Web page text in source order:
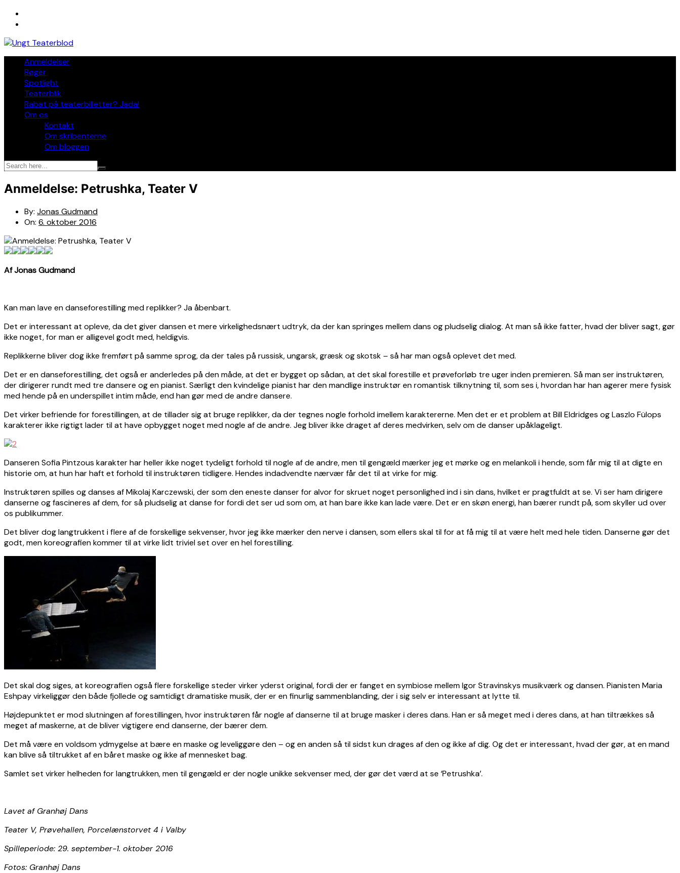
Skip
Anmeldelser
Bøger
Spotlight
Teaterblik
Rabat på teaterbilletter? Jada!
Om os
Kontakt
Om skribenterne
Om bloggen
Anmeldelse: Petrushka, Teater V
By: Jonas Gudmand
On: 6. oktober 2016
Af Jonas Gudmand
Kan man lave en danseforestilling med replikker? Ja åbenbart.
Det er interessant at opleve, da det giver dansen et mere virkelighedsnært udtryk, da der kan springes mellem dans og pludselig dialog. At man så ikke fatter, hvad der bliver sagt, gør
ikke noget, for man er alligevel godt med, heldigvis.
Replikkerne bliver dog ikke fremført på samme sprog, da der tales på russisk, ungarsk, græsk og skotsk – så har man også oplevet det med.
Det er en danseforestilling, det også er anderledes på den måde, at det er bygget op sådan, at det skal forestille et prøveforløb tre uger inden premieren. Så man ser instruktøren,
der dirigerer rundt med tre dansere og en pianist. Særligt den kvindelige pianist har den mandlige instruktør en romantisk tilknytning til, som ses i, hvordan har han agerer mere fysisk
med hende på en underspillet intim måde, end han gør med de andre dansere.
Det virker befriende for forestillingen, at de tillader sig at bruge replikker, da der tegnes nogle forhold imellem karaktererne. Men det er et problem at Bill Eldridges og Laszlo Fülops
karakterer ikke rigtigt lader til at have opbygget noget med nogle af de andre. Jeg bliver ikke draget af deres medvirken, selv om de danser upåklageligt.
Danseren Sofia Pintzous karakter har heller ikke noget tydeligt forhold til nogle af de andre, men til gengæld mærker jeg et mørke og en melankoli i hende, som får mig til at digte en
historie om, at hun har haft et forhold til instruktøren tidligere. Hendes indadvendte nærvær får det til at virke for mig.
Instruktøren spilles og danses af Mikolaj Karczewski, der som den eneste danser for alvor for skruet noget personlighed ind i sin dans, hvilket er pragtfuldt at se. Vi ser ham dirigere
danserne og fascineres af dem, for så pludselig at danse for fordi det ser ud som om, at han bare ikke kan lade være. Det er en skøn energi, han bærer rundt på, som skyller ud over
os publikummer.
Det bliver dog langtrukkent i flere af de forskellige sekvenser, hvor jeg ikke mærker den nerve i dansen, som ellers skal til for at få mig til at være helt med hele tiden. Danserne gør det
godt, men koreografien kommer til at virke lidt triviel set over en hel forestilling.
Det skal dog siges, at koreografien også flere forskellige steder virker yderst original, fordi der er fanget en symbiose mellem Igor Stravinskys musikværk og dansen. Pianisten Maria
Eshpay virkeliggør den både fjollede og samtidigt dramatiske musik, der er en finurlig sammenblanding, der i sig selv er interessant at lytte til.
Højdepunktet er mod slutningen af forestillingen, hvor instruktøren får nogle af danserne til at bruge masker i deres dans. Han er så meget med i deres dans, at han tiltrækkes så
meget af maskerne, at de bliver vigtigere end danserne, der bærer dem.
Det må være en voldsom ydmygelse at bære en maske og leveliggøre den – og en anden så til sidst kun drages af den og ikke af dig. Og det er interessant, hvad der gør, at en mand
kan blive så tiltrukket af en båret maske og ikke af mennesket bag.
Samlet set virker helheden for langtrukken, men til gengæld er der nogle unikke sekvenser med, der gør det værd at se ‘Petrushka’.
Lavet af Granhøj Dans
Teater V, Prøvehallen, Porcelænstorvet 4 i Valby
Spilleperiode: 29. september-1. oktober 2016
Fotos: Granhøj Dans